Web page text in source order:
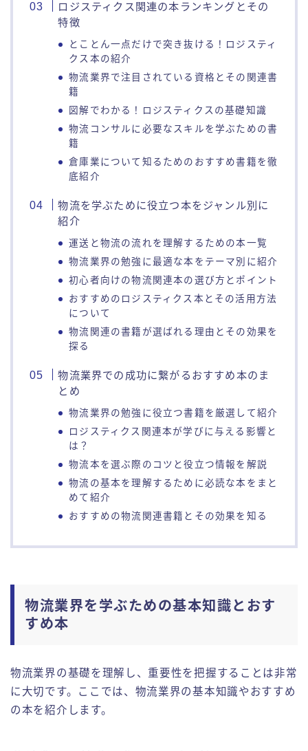
ロジスティクス関連の本ランキングとその
特徴
とことん一点だけで突き抜ける！ロジスティ
クス本の紹介
物流業界で注目されている資格とその関連書
籍
図解でわかる！ロジスティクスの基礎知識
物流コンサルに必要なスキルを学ぶための書
籍
倉庫業について知るためのおすすめ書籍を徹
底紹介
物流を学ぶために役立つ本をジャンル別に
紹介
運送と物流の流れを理解するための本一覧
物流業界の勉強に最適な本をテーマ別に紹介
初心者向けの物流関連本の選び方とポイント
おすすめのロジスティクス本とその活用方法
について
物流関連の書籍が選ばれる理由とその効果を
探る
物流業界での成功に繋がるおすすめ本のま
とめ
物流業界の勉強に役立つ書籍を厳選して紹介
ロジスティクス関連本が学びに与える影響と
は？
物流本を選ぶ際のコツと役立つ情報を解説
物流の基本を理解するために必読な本をまと
めて紹介
おすすめの物流関連書籍とその効果を知る
物流業界を学ぶための基本知識とおす
すめ本
物流業界の基礎を理解し、重要性を把握することは非常
に大切です。ここでは、物流業界の基本知識やおすすめ
の本を紹介します。